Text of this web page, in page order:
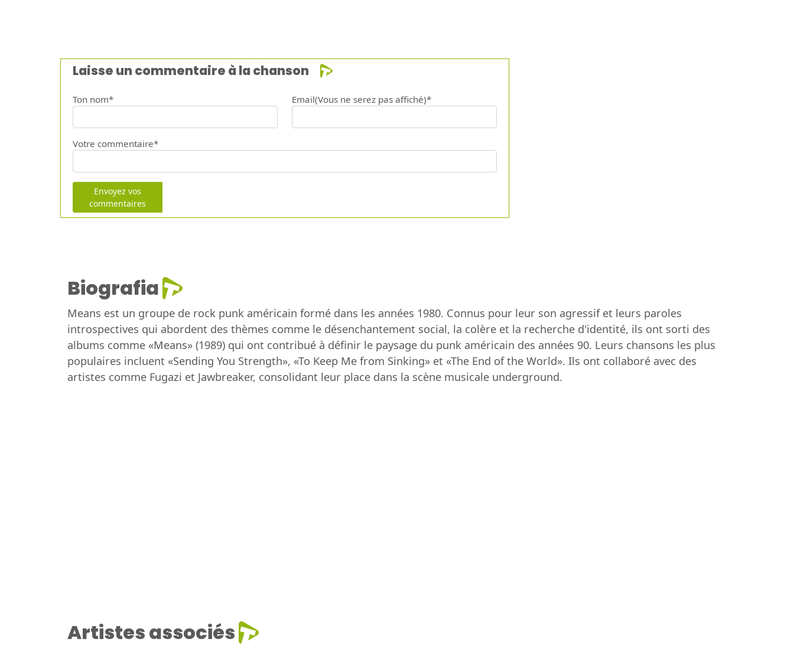
Laisse un commentaire à la chanson
Ton nom* Email(Vous ne serez pas affiché)*
Votre commentaire*
Envoyez vos
commentaires
Biografia
Means est un groupe de rock punk américain formé dans les années 1980. Connus pour leur son agressif et leurs paroles
introspectives qui abordent des thèmes comme le désenchantement social, la colère et la recherche d'identité, ils ont sorti des
albums comme «Means» (1989) qui ont contribué à définir le paysage du punk américain des années 90. Leurs chansons les plus
populaires incluent «Sending You Strength», «To Keep Me from Sinking» et «The End of the World». Ils ont collaboré avec des
artistes comme Fugazi et Jawbreaker, consolidant leur place dans la scène musicale underground.
Artistes associés